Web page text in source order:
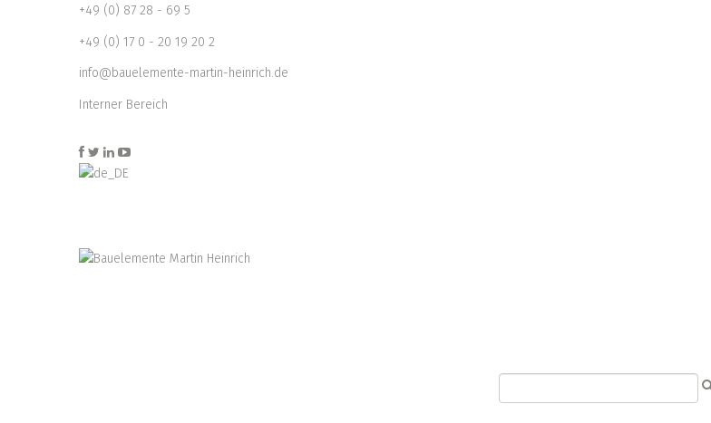
+49 (0) 87 28 - 69 5
+49 (0) 17 0 - 20 19 20 2
info@bauelemente-martin-heinrich.de
Interner Bereich